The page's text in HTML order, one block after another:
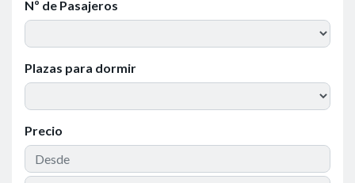
Nº de Pasajeros
Plazas para dormir
Precio